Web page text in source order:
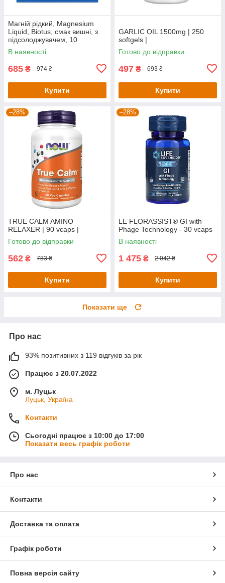
Магній рідкий, Magnesium
Liquid, Biotus, смак вишні, з
підсолоджувачем, 10
флаконів по 20 мл кожен
В наявності
685 ₴ 974 ₴
Купити
GARLIC OIL 1500mg | 250
softgels |
Готово до відправки
497 ₴ 693 ₴
Купити
–28%
TRUE CALM AMINO
RELAXER | 90 vcaps |
Готово до відправки
562 ₴ 783 ₴
Купити
–28%
LE FLORASSIST® GI with
Phage Technology - 30 vcaps
В наявності
1 475 ₴ 2 042 ₴
Купити
Показати ще
Про нас
93% позитивних з 119 відгуків за рік
Працює з 20.07.2022
м. Луцьк
Луцьк, Україна
Контакти
Сьогодні працює з 10:00 до 17:00
Показати весь графік роботи
Про нас
Контакти
Доставка та оплата
Графік роботи
Повна версія сайту